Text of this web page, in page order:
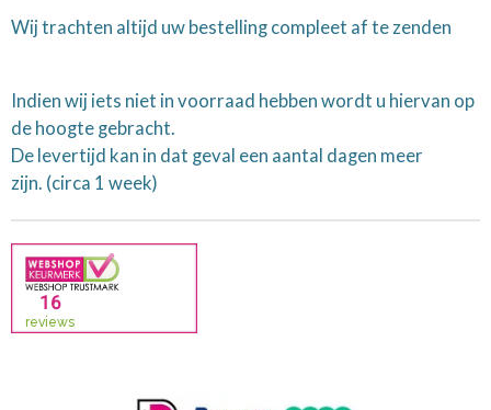
Wij trachten altijd uw bestelling compleet af te zenden
Indien wij iets niet in voorraad hebben wordt u hiervan op
de hoogte gebracht.
De levertijd kan in dat geval een aantal dagen meer
zijn. (circa 1 week)